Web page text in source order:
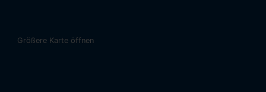
Größere Karte öffnen